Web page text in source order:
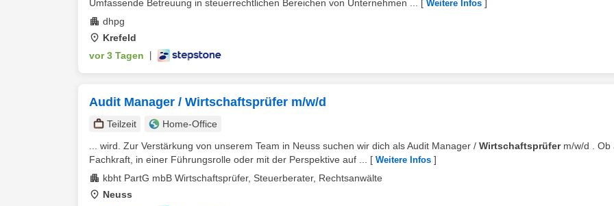
Umfassende Betreuung in steuerrechtlichen Bereichen von Unternehmen ...
[ Weitere Infos ]
dhpg
Krefeld
vor 3 Tagen
Audit Manager / Wirtschaftsprüfer m/w/d
Teilzeit
Home-Office
... wird. Zur Verstärkung von unserem Team in Neuss suchen wir dich als Audit Manager / Wirtschaftsprüferm/w/d . Ob
Fachkraft, in einer Führungsrolle oder mit der Perspektive auf ...
[ Weitere Infos ]
kbht PartG mbB Wirtschaftsprüfer, Steuerberater, Rechtsanwälte
Neuss